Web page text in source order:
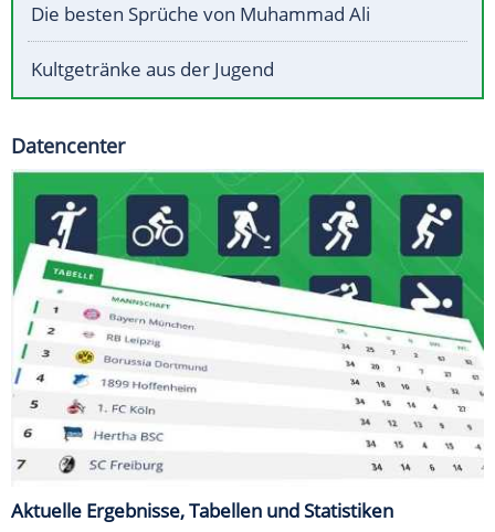
Die besten Sprüche von Muhammad Ali
Kultgetränke aus der Jugend
Datencenter
Aktuelle Ergebnisse, Tabellen und Statistiken